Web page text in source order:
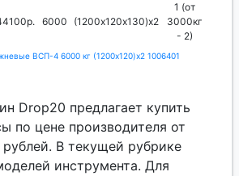
6000 (1200х120х130)х2
1 (от
3000кг
- 2)
ВСП-4 6000 кг (1200х120)х2 1006401
Drop20 предлагает купить
по цене производителя от
В текущей рубрике
инструмента. Для